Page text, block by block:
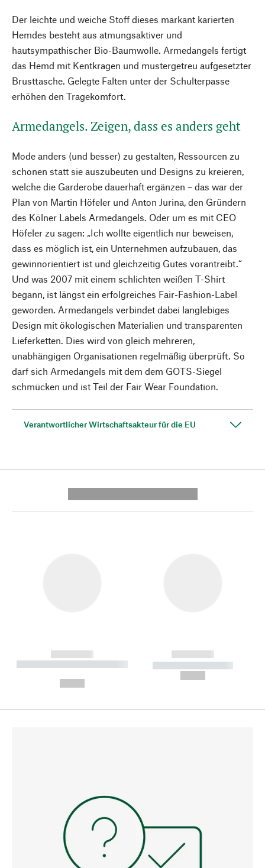
Der leichte und weiche Stoff dieses markant karierten
Hemdes besteht aus atmungsaktiver und
hautsympathischer Bio-Baumwolle. Armedangels fertigt
das Hemd mit Kentkragen und mustergetreu aufgesetzter
Brusttasche. Gelegte Falten unter der Schulterpasse
erhöhen den Tragekomfort.
Armedangels. Zeigen, dass es anders geht
Mode anders (und besser) zu gestalten, Ressourcen zu
schonen statt sie auszubeuten und Designs zu kreieren,
welche die Garderobe dauerhaft ergänzen – das war der
Plan von Martin Höfeler und Anton Jurina, den Gründern
des Kölner Labels Armedangels. Oder um es mit CEO
Höfeler zu sagen: „Ich wollte eigentlich nur beweisen,
dass es möglich ist, ein Unternehmen aufzubauen, das
gewinnorientiert ist und gleichzeitig Gutes vorantreibt.“
Und was 2007 mit einem schlichten weißen T-Shirt
begann, ist längst ein erfolgreiches Fair-Fashion-Label
geworden. Armedangels verbindet dabei langlebiges
Design mit ökologischen Materialien und transparenten
Lieferketten. Dies wird von gleich mehreren,
unabhängigen Organisationen regelmäßig überprüft. So
darf sich Armedangels mit dem dem GOTS-Siegel
schmücken und ist Teil der Fair Wear Foundation.
Verantwortlicher Wirtschaftsakteur für die EU
------------
----------- ----------- --------
------------
----------- -----------